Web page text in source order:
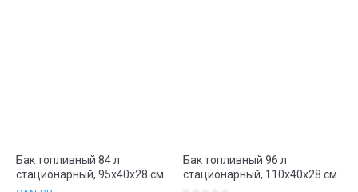
Бак топливный 84 л
стационарный, 95х40х28 см
Бак топливный 96 л
стационарный, 110х40х28 см